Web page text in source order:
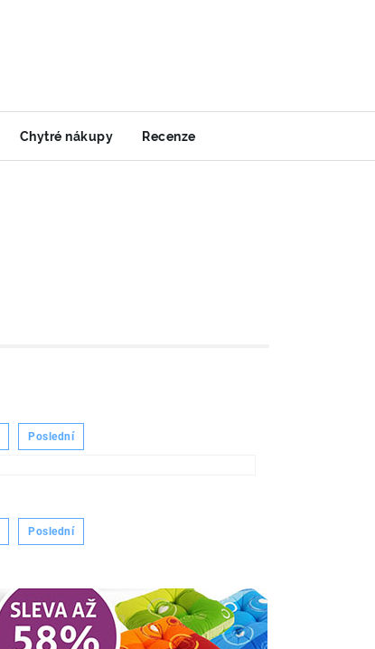
Chytré nákupy Recenze
Poslední
Poslední